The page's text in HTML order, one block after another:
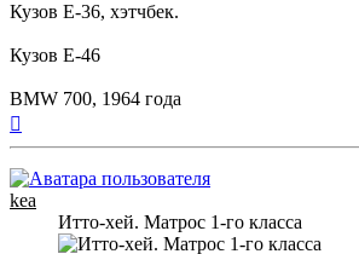
Кузов E-36, хэтчбек.
Кузов E-46
BMW 700, 1964 года
kea
Итто-хей. Матрос 1-го класса